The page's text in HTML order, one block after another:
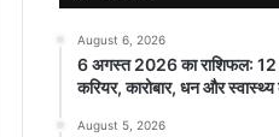
August 6, 2026
6 अगस्त 2026 का राशिफल: 12
करियर, कारोबार, धन और स्वास्थ्य
August 5, 2026